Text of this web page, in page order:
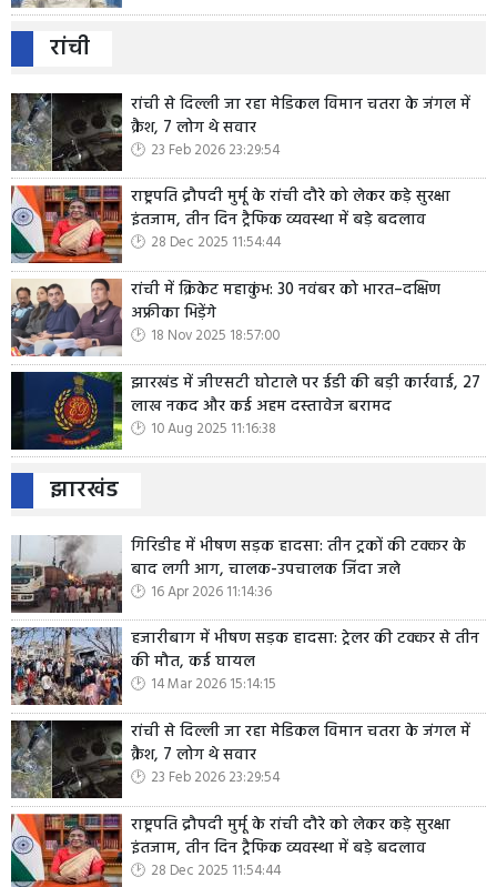
रांची
रांची से दिल्ली जा रहा मेडिकल विमान चतरा के जंगल में
क्रैश, 7 लोग थे सवार
23 Feb 2026 23:29:54
राष्ट्रपति द्रौपदी मुर्मू के रांची दौरे को लेकर कड़े सुरक्षा
इंतजाम, तीन दिन ट्रैफिक व्यवस्था में बड़े बदलाव
28 Dec 2025 11:54:44
रांची में क्रिकेट महाकुंभ: 30 नवंबर को भारत–दक्षिण
अफ्रीका भिड़ेंगे
18 Nov 2025 18:57:00
झारखंड में जीएसटी घोटाले पर ईडी की बड़ी कार्रवाई, 27
लाख नकद और कई अहम दस्तावेज बरामद
10 Aug 2025 11:16:38
झारखंड
गिरिडीह में भीषण सड़क हादसा: तीन ट्रकों की टक्कर के
बाद लगी आग, चालक-उपचालक जिंदा जले
16 Apr 2026 11:14:36
हजारीबाग में भीषण सड़क हादसा: ट्रेलर की टक्कर से तीन
की मौत, कई घायल
14 Mar 2026 15:14:15
रांची से दिल्ली जा रहा मेडिकल विमान चतरा के जंगल में
क्रैश, 7 लोग थे सवार
23 Feb 2026 23:29:54
राष्ट्रपति द्रौपदी मुर्मू के रांची दौरे को लेकर कड़े सुरक्षा
इंतजाम, तीन दिन ट्रैफिक व्यवस्था में बड़े बदलाव
28 Dec 2025 11:54:44